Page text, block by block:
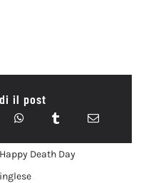
il post
Happy Death Day
inglese